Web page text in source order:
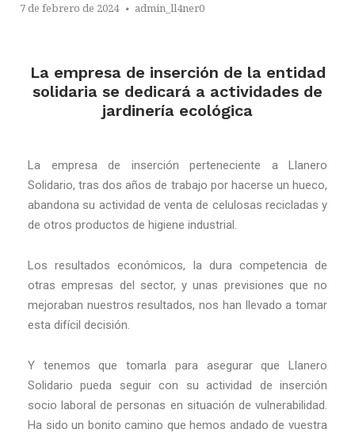
7 de febrero de 2024 admin_ll4ner0
La empresa de inserción de la entidad
solidaria se dedicará a actividades de
jardinería ecológica
La empresa de inserción perteneciente a Llanero
Solidario, tras dos años de trabajo por hacerse un hueco,
abandona su actividad de venta de celulosas recicladas y
de otros productos de higiene industrial.
Los resultados económicos, la dura competencia de
otras empresas del sector, y unas previsiones que no
mejoraban nuestros resultados, nos han llevado a tomar
esta difícil decisión.
Y tenemos que tomarla para asegurar que Llanero
Solidario pueda seguir con su actividad de inserción
socio laboral de personas en situación de vulnerabilidad.
Ha sido un bonito camino que hemos andado de vuestra